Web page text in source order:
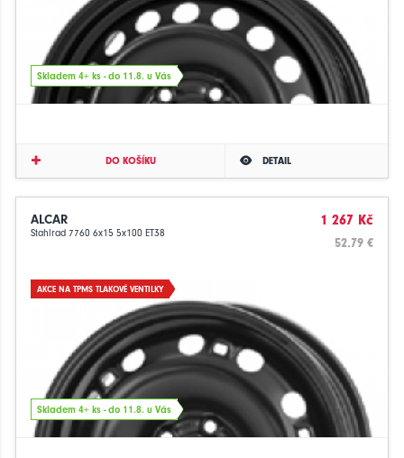
Skladem 4+ ks - do 11.8. u Vás
DO KOŠÍKU DETAIL
ALCAR
Stahlrad 7760 6x15 5x100 ET38
1 267 Kč
52.79 €
AKCE NA TPMS TLAKOVÉ VENTILKY
Skladem 4+ ks - do 11.8. u Vás